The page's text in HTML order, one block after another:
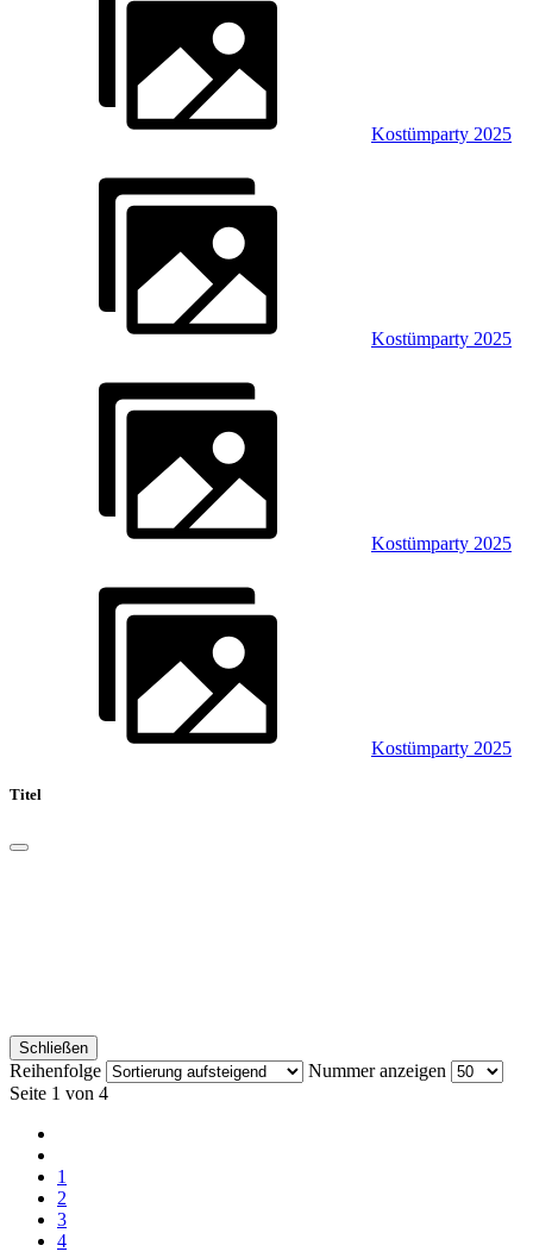
Kostümparty 2025
Kostümparty 2025
Kostümparty 2025
Kostümparty 2025
Titel
Schließen
Reihenfolge
Nummer anzeigen
Seite 1 von 4
1
2
3
4